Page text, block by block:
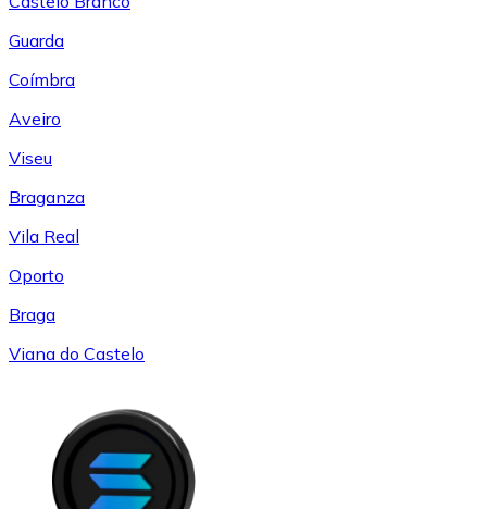
Guarda
Coímbra
Aveiro
Viseu
Braganza
Vila Real
Oporto
Braga
Viana do Castelo